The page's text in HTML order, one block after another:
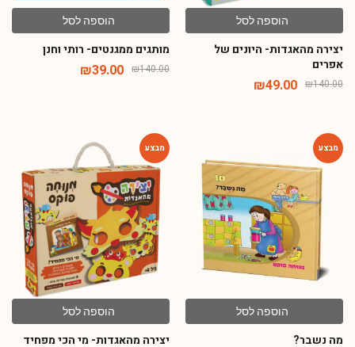
יצירה מהאגדות- היונים של
אפרים
₪ 140.00
₪ 49.00
מותגים ממגנטים- רותי וחנן
₪ 39.00
-54%
39.00
-65%
הוספה לסל
יצירה מהאגדות- מי הכי מפחיד
₪ 49.00